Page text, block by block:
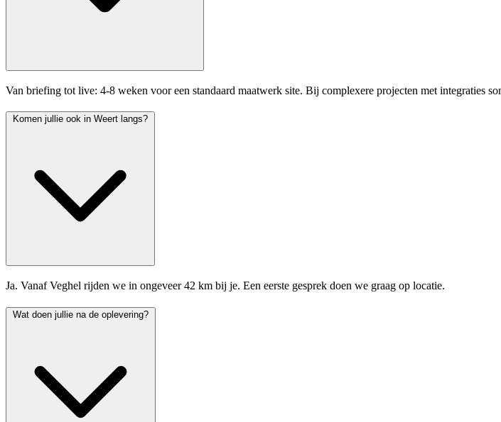
Van briefing tot live: 4-8 weken voor een standaard maatwerk site. Bij complexere projecten met integraties
Komen jullie ook in Weert langs?
Ja. Vanaf Veghel rijden we in ongeveer 42 km bij je. Een eerste gesprek doen we graag op locatie.
Wat doen jullie na de oplevering?